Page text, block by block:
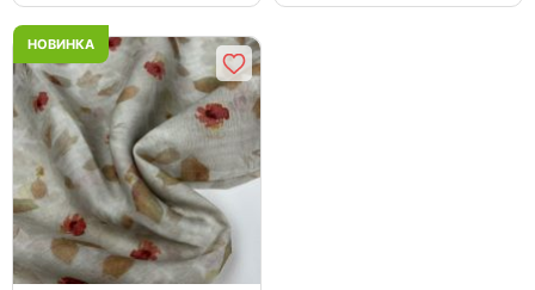
НОВИНКА